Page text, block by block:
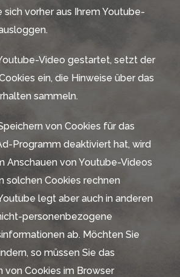
sich vorher aus Ihrem Youtube-
Video gestartet, setzt der
ein, die Hinweise über das
sammeln.
von Cookies für das
Programm deaktiviert hat, wird
Anschauen von Youtube-Videos
solchen Cookies rechnen
legt aber auch in anderen
personenbezogene
ab. Möchten Sie
so müssen Sie das
von Cookies im Browser